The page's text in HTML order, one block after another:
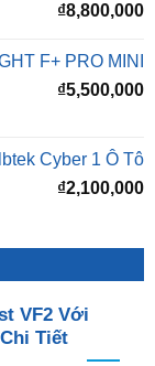
₫8,800,000
F+ PRO MINI
₫5,500,000
Cyber 1 Ô Tô
₫2,100,000
VF2 Với
Tiết